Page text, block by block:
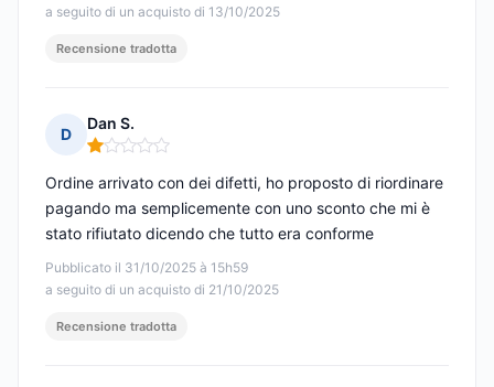
a seguito di un acquisto di 13/10/2025
Recensione tradotta
D
Dan S.
Nota: 1 su 5
Pubblicato il 31/10/2025 à 15h59
a seguito di un acquisto di 21/10/2025
Ordine arrivato con dei difetti, ho proposto di riordinare
pagando ma semplicemente con uno sconto che mi è
stato rifiutato dicendo che tutto era conforme
Recensione tradotta